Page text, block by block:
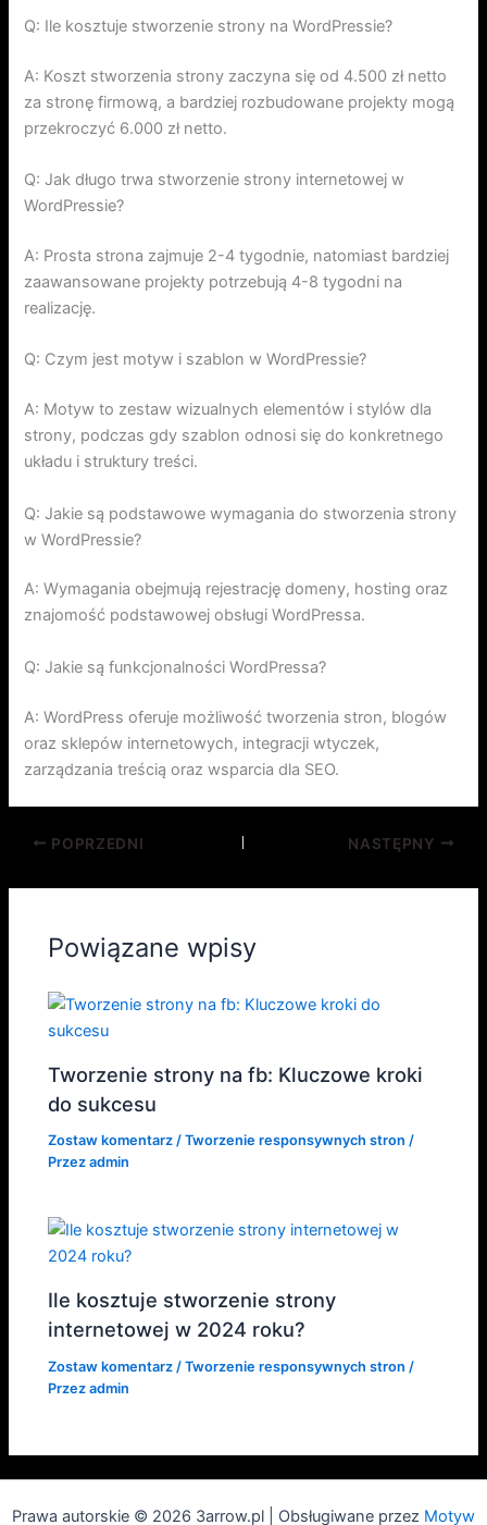
Q: Ile kosztuje stworzenie strony na WordPressie?
A: Koszt stworzenia strony zaczyna się od 4.500 zł netto
za stronę firmową, a bardziej rozbudowane projekty mogą
przekroczyć 6.000 zł netto.
Q: Jak długo trwa stworzenie strony internetowej w
WordPressie?
A: Prosta strona zajmuje 2-4 tygodnie, natomiast bardziej
zaawansowane projekty potrzebują 4-8 tygodni na
realizację.
Q: Czym jest motyw i szablon w WordPressie?
A: Motyw to zestaw wizualnych elementów i stylów dla
strony, podczas gdy szablon odnosi się do konkretnego
układu i struktury treści.
Q: Jakie są podstawowe wymagania do stworzenia strony
w WordPressie?
A: Wymagania obejmują rejestrację domeny, hosting oraz
znajomość podstawowej obsługi WordPressa.
Q: Jakie są funkcjonalności WordPressa?
A: WordPress oferuje możliwość tworzenia stron, blogów
oraz sklepów internetowych, integracji wtyczek,
zarządzania treścią oraz wsparcia dla SEO.
POPRZEDNI NASTĘPNY
Powiązane wpisy
Tworzenie strony na fb: Kluczowe kroki
do sukcesu
Zostaw komentarz /Tworzenie responsywnych stron /
Przezadmin
Ile kosztuje stworzenie strony
internetowej w 2024 roku?
Zostaw komentarz /Tworzenie responsywnych stron /
Przezadmin
Prawa autorskie © 2026 3arrow.pl | Obsługiwane przez Motyw